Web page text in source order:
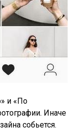
и «По
Иначе
собьется.